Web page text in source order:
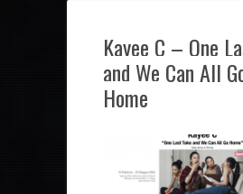
Kayee C – One
and We Can All
Home